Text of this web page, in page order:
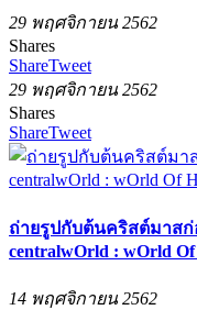
29 พฤศจิกายน 2562
Shares
ShareTweet
29 พฤศจิกายน 2562
Shares
ShareTweet
ถ่ายรูปกับต้นคริสต์มาสก่
centralwOrld : wOrld Of
14 พฤศจิกายน 2562